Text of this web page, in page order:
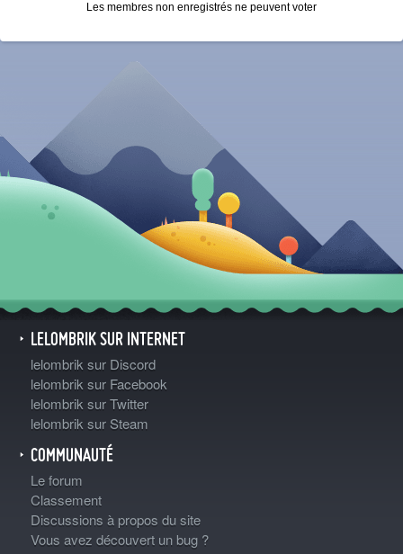
Les membres non enregistrés ne peuvent voter
LELOMBRIK SUR INTERNET
lelombrik sur Discord
lelombrik sur Facebook
lelombrik sur Twitter
lelombrik sur Steam
COMMUNAUTÉ
Le forum
Classement
Discussions à propos du site
Vous avez découvert un bug ?